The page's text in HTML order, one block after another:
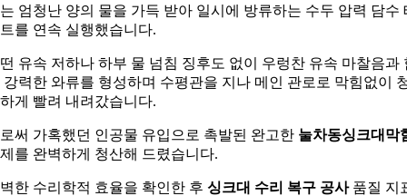
엄청난 양의 물을 가득 받아 일시에 방류하는 수두 압력 담수
를 연속 실행했습니다.
유속 저하나 하부 물 넘침 징후도 없이 우렁찬 유속 마찰음과
강력한 와류를 형성하며 수평관을 지나 메인 관로로 막힘없이
게 빨려 내려갔습니다.
써 가혹했던 인공물 유입으로 촉발된 완고한 눌차동싱크대막
를 완벽하게 청산해 드렸습니다.
한 수리학적 효율을 확인한 후 싱크대 수리 복구 공사품질 지